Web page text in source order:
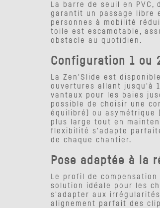
La barre de seuil en
garantit un passage libre
personnes à mobilité
toile est escamotable,
obstacle au quotidien.
Configuration 1 ou
La Zen'Slide est
ouvertures allant jusqu'à
vantaux pour les baies
possible de choisir une
équilibré) ou asymétrique
plus large tout en
flexibilité s'adapte
de chaque chantier.
Pose adaptée à la
Le profil de
solution idéale pour les
s'adapter aux
alignement parfait des